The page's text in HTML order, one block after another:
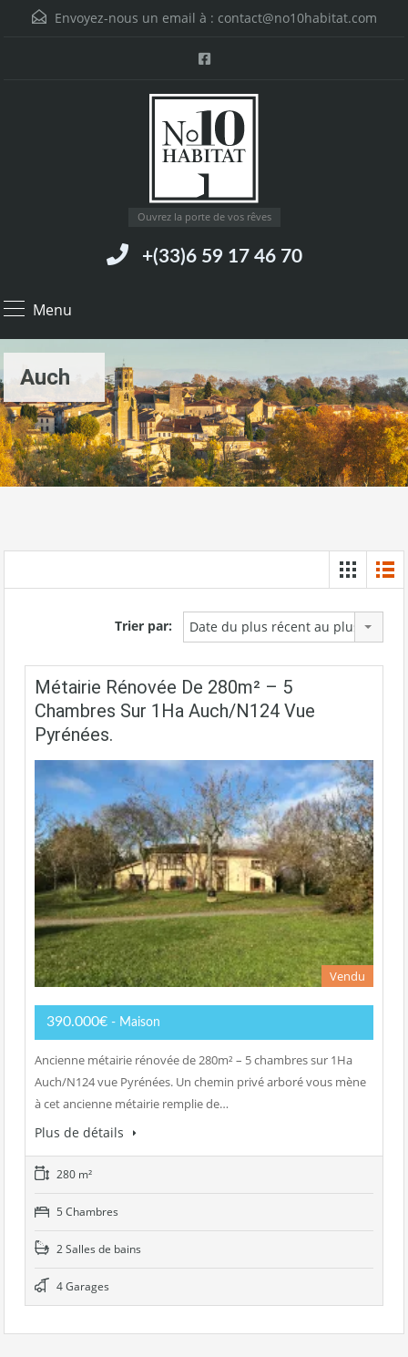
Envoyez-nous un email à : contact@no10habitat.com
Ouvrez la porte de vos rêves
+(33)6 59 17 46 70
Menu
Auch
Trier par: Date du plus récent au plus ancien
Métairie Rénovée De 280m² – 5
Chambres Sur 1Ha Auch/N124 Vue
Pyrénées.
Vendu
390.000€ - Maison
Ancienne métairie rénovée de 280m² – 5 chambres sur 1Ha
Auch/N124 vue Pyrénées. Un chemin privé arboré vous mène
à cet ancienne métairie remplie de…
Plus de détails
280 m²
5 Chambres
2 Salles de bains
4 Garages